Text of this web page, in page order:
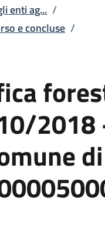
enti ag... /
e concluse /
2018